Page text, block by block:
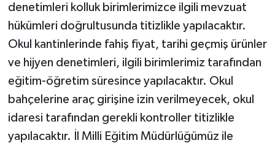
denetimleri kolluk birimlerimizce ilgili mevzuat
hükümleri doğrultusunda titizlikle yapılacaktır.
Okul kantinlerinde fahiş fiyat, tarihi geçmiş ürünler
ve hijyen denetimleri, ilgili birimlerimiz tarafından
eğitim-öğretim süresince yapılacaktır. Okul
bahçelerine araç girişine izin verilmeyecek, okul
idaresi tarafından gerekli kontroller titizlikle
yapılacaktır. İl Milli Eğitim Müdürlüğümüz ile